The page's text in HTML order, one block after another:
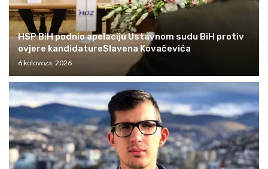
HSP BiH podnio apelaciju Ustavnom sudu BiH protiv
ovjere kandidatureSlavena Kovačevića
6 kolovoza, 2026